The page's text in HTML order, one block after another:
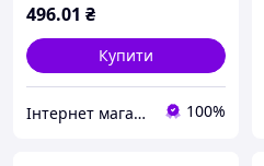
496.01 ₴
Купити
Інтернет магазин "Світ Електрики" 100%